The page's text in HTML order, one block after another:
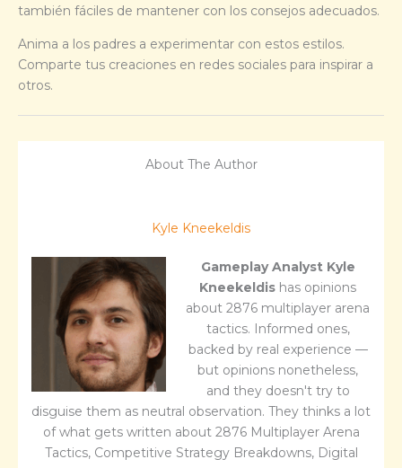
también fáciles de mantener con los consejos adecuados.
Anima a los padres a experimentar con estos estilos.
Comparte tus creaciones en redes sociales para inspirar a
otros.
About The Author
Kyle Kneekeldis
Gameplay Analyst Kyle
Kneekeldis has opinions
about 2876 multiplayer arena
tactics. Informed ones,
backed by real experience —
but opinions nonetheless,
and they doesn't try to
disguise them as neutral observation. They thinks a lot
of what gets written about 2876 Multiplayer Arena
Tactics, Competitive Strategy Breakdowns, Digital